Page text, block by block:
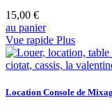
15,00 €
au panier
Vue rapide Plus
Location Console de